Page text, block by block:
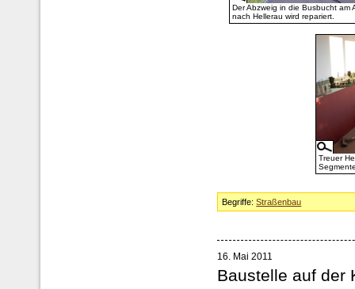
Der Abzweig in die Busbucht am
nach Hellerau wird repariert.
Treuer
Begriffe:Straßenbau
16. Mai 2011
Baustelle auf der